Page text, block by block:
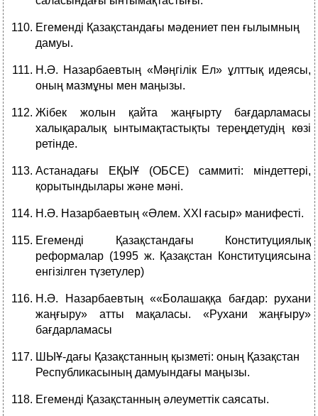
Егеменді Қазақстандағы мәдениет пен ғылымның
дамуы.
Н.Ә. Назарбаевтың «Мәңгілік Ел» ұлттық идеясы,
оның мазмұны мен маңызы.
Жібек жолын қайта жаңғырту бағдарламасы
халықаралық ынтымақтастықты тереңдетудің көзі
ретінде.
Астанадағы ЕҚЫҰ (ОБСЕ) саммиті: міндеттері,
қорытындылары және мәні.
Н.Ә. Назарбаевтың «Әлем. XХI ғасыр» манифесті.
Егеменді Қазақстандағы Конституциялық
реформалар (1995 ж. Қазақстан Конституциясына
енгізілген түзетулер)
Н.Ә. Назарбаевтың ««Болашаққа бағдар: рухани
жаңғыру» атты мақаласы. «Рухани жаңғыру»
бағдарламасы
ШЫҰ-дағы Қазақстанның қызметі: оның Қазақстан
Республикасының дамуындағы маңызы.
Егеменді Қазақстанның әлеуметтік саясаты.